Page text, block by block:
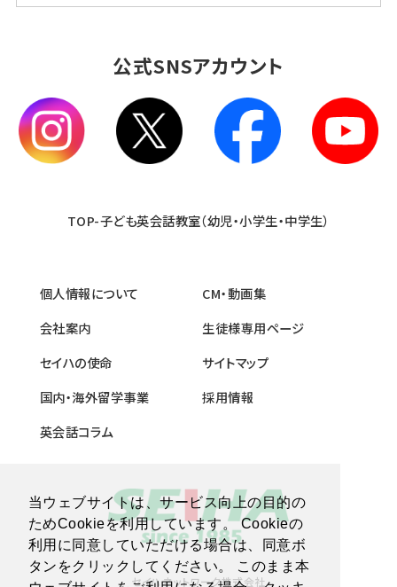
当ウェブサイトは、サービス向上の目的の
ためCookieを利用しています。 Cookieの
利用に同意していただける場合は、同意ボ
タンをクリックしてください。 このまま本
公式SNSアカウント
TOP-子ども英会話教室（幼児・小学生・中学生）
個人情報について
会社案内
セイハの使命
国内・海外留学事業
英会話コラム
CM・動画集
生徒様専用ページ
サイトマップ
採用情報
セイハネットワーク株式会社